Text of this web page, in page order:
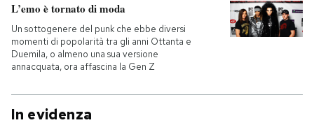
AREA PERSONALE
Entra
L’emo è tornato di moda
Un sottogenere del punk che ebbe diversi
momenti di popolarità tra gli anni Ottanta e
Duemila, o almeno una sua versione
annacquata, ora affascina la Gen Z
In evidenza